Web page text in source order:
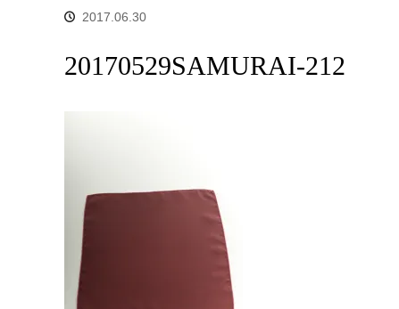
2017.06.30
20170529SAMURAI-212